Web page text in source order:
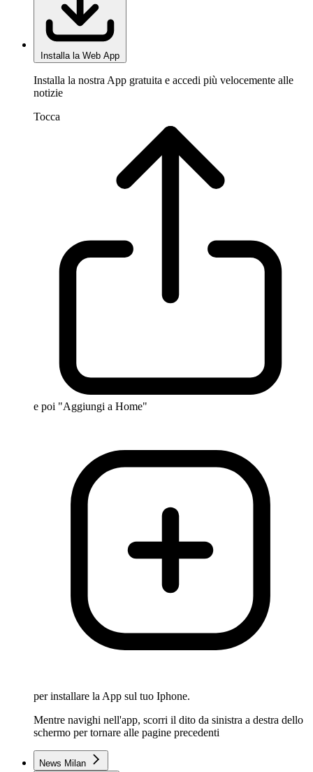
Installa la Web App
Installa la nostra App gratuita e accedi più velocemente alle
notizie
Tocca
e poi "Aggiungi a Home"
per installare la App sul tuo Iphone.
Mentre navighi nell'app, scorri il dito da sinistra a destra dello
schermo per tornare alle pagine precedenti
News Milan